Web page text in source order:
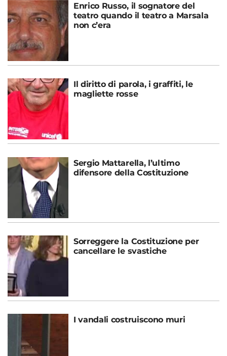
Enrico Russo, il sognatore del
teatro quando il teatro a Marsala
non c’era
Il diritto di parola, i graffiti, le
magliette rosse
Sergio Mattarella, l’ultimo
difensore della Costituzione
Sorreggere la Costituzione per
cancellare le svastiche
I vandali costruiscono muri